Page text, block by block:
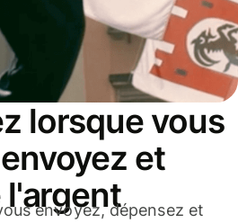
lorsque vous
et
l'argent
envoyez, dépensez et